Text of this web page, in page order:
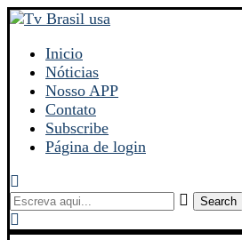
Inicio
Nóticias
Nosso APP
Contato
Subscribe
Página de login
Search